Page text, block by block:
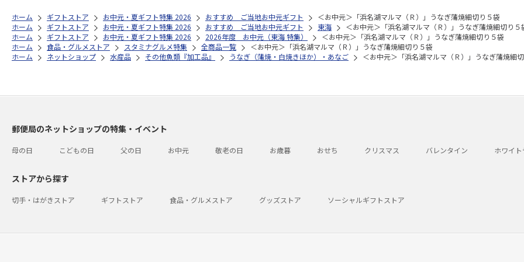
ホーム ギフトストア お中元・夏ギフト特集 2026 おすすめ ご当地お中元ギフト
＜お中元＞「浜名湖マルマ（Ｒ）」うなぎ蒲焼細切り５袋
ホーム
ギフトストア お中元・夏ギフト特集 2026 おすすめ ご当地お中元ギフト 東海
＜お中元＞「浜名湖マルマ（Ｒ）」うなぎ蒲焼細切り５
ホーム
ギフトストア お中元・夏ギフト特集 2026 2026年度 お中元（東海 特集）
＜お中元＞「浜名湖マルマ（Ｒ）」うなぎ蒲焼細切り５袋
ホーム
食品・グルメストア スタミナグルメ特集 全商品一覧
＜お中元＞「浜名湖マルマ（Ｒ）」うなぎ蒲焼細切り５袋
ホーム
ネットショップ 水産品 その他魚類『加工品』 うなぎ（蒲焼・白焼きほか）・あなご ＜お中元＞「浜名湖マルマ（Ｒ）」うなぎ蒲焼細
郵便局のネットショップの特集・イベント
母の日 こどもの日 父の日 お中元 敬老の日 お歳暮 おせち クリスマス バレンタイン ホワイト
ストアから探す
切手・はがきストア ギフトストア 食品・グルメストア グッズストア ソーシャルギフトストア